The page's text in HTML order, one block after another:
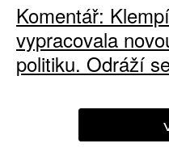
Komentář:
vypracovala
politiku. Odráží